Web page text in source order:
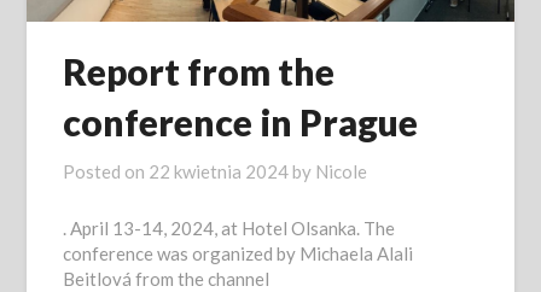
Report from the
conference in Prague
Posted on 22 kwietnia 2024 by Nicole
. April 13-14, 2024, at Hotel Olsanka. The
conference was organized by Michaela Alali
Beitlová from the channel